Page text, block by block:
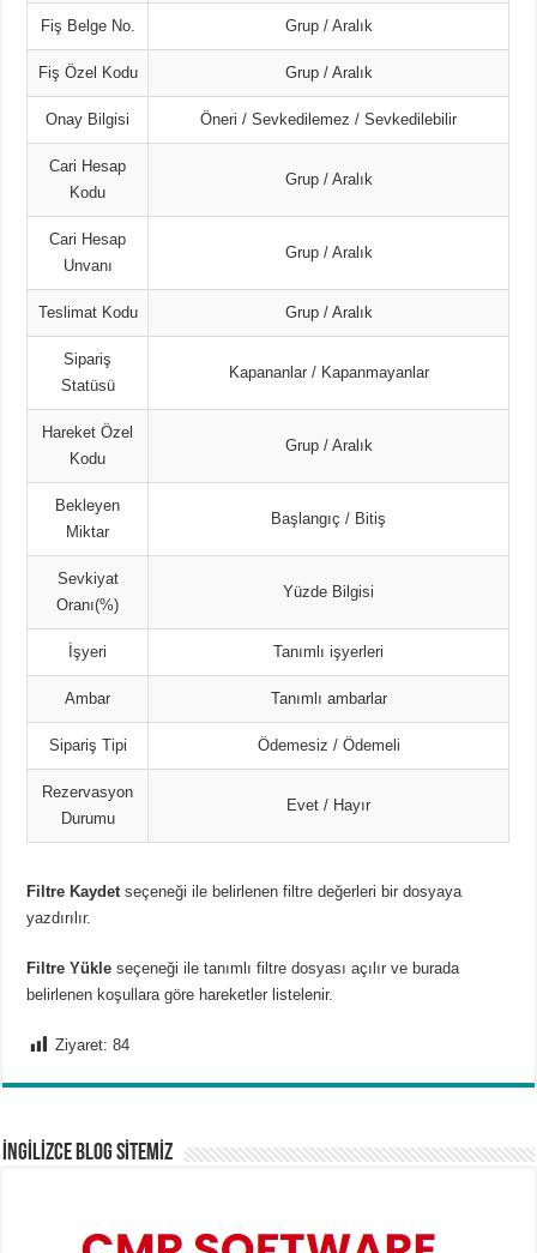
Fiş Belge No. Grup / Aralık
Fiş Özel Kodu Grup / Aralık
Onay Bilgisi Öneri / Sevkedilemez / Sevkedilebilir
Cari Hesap
Kodu
Grup / Aralık
Cari Hesap
Unvanı
Grup / Aralık
Teslimat Kodu Grup / Aralık
Sipariş
Statüsü
Kapananlar / Kapanmayanlar
Hareket Özel
Kodu
Grup / Aralık
Bekleyen
Miktar
Başlangıç / Bitiş
Sevkiyat
Oranı(%)
Yüzde Bilgisi
İşyeri Tanımlı işyerleri
Ambar Tanımlı ambarlar
Sipariş Tipi Ödemesiz / Ödemeli
Rezervasyon
Durumu
Evet / Hayır
Filtre Kaydetseçeneği ile belirlenen filtre değerleri bir dosyaya
yazdırılır.
Filtre Yükle seçeneği ile tanımlı filtre dosyası açılır ve burada
belirlenen koşullara göre hareketler listelenir.
Ziyaret: 84
İNGİLİZCE BLOG SİTEMİZ